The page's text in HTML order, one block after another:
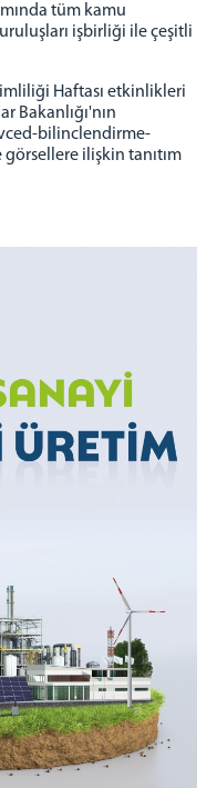
tüm kamu
işbirliği ile çeşitli
Haftası etkinlikleri
Bakanlığı'nın
bilinclendirme-
ilişkin tanıtım